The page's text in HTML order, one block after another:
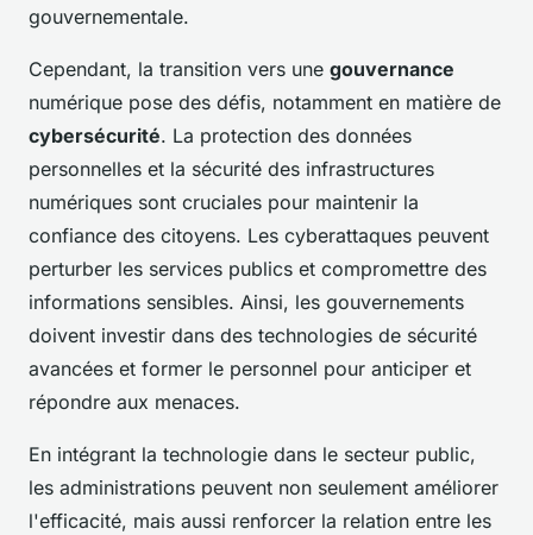
gouvernementale.
Cependant, la transition vers une gouvernance
numérique pose des défis, notamment en matière de
cybersécurité. La protection des données
personnelles et la sécurité des infrastructures
numériques sont cruciales pour maintenir la
confiance des citoyens. Les cyberattaques peuvent
perturber les services publics et compromettre des
informations sensibles. Ainsi, les gouvernements
doivent investir dans des technologies de sécurité
avancées et former le personnel pour anticiper et
répondre aux menaces.
En intégrant la technologie dans le secteur public,
les administrations peuvent non seulement améliorer
l'efficacité, mais aussi renforcer la relation entre les